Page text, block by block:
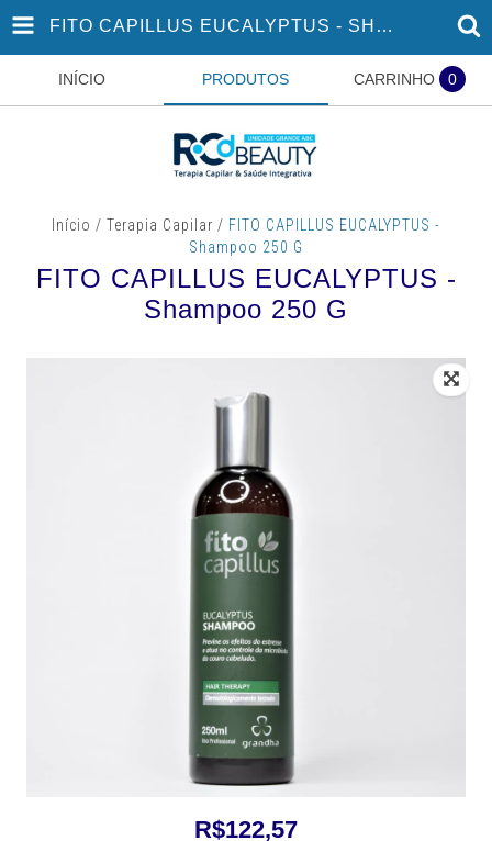
FITO CAPILLUS EUCALYPTUS - SHAMPOO 250 G
INÍCIO PRODUTOS CARRINHO 0
Início / Terapia Capilar / FITO CAPILLUS EUCALYPTUS -
Shampoo 250 G
FITO CAPILLUS EUCALYPTUS -
Shampoo 250 G
R$122,57